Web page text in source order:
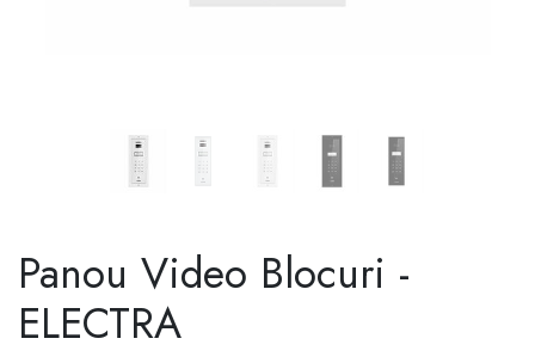
Panou Video Blocuri -
ELECTRA